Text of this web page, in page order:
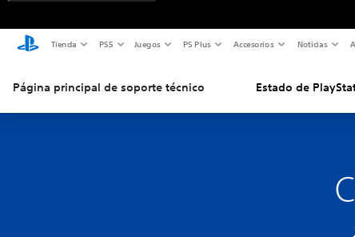
Tienda PS5 Juegos PS Plus Accesorios Noticias
Página principal de soporte técnico Estado de